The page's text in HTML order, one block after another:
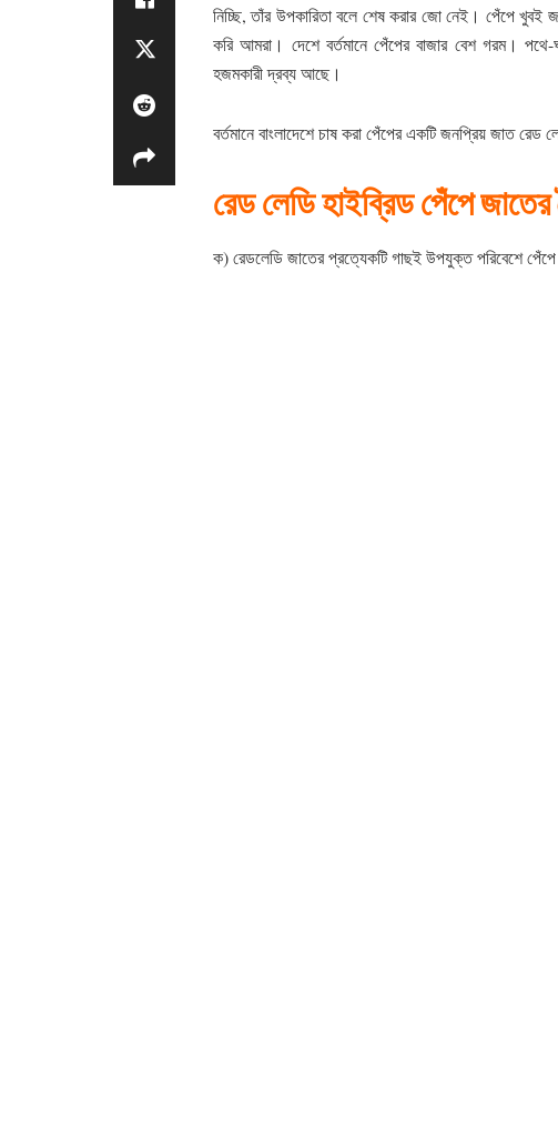
নিচ্ছি, তাঁর উপকারিতা বলে শেষ করার জো নেই। পেঁপে খুবই
করি আমরা। দেশে বর্তমানে পেঁপের বাজার বেশ গরম।
হজমকারী দ্রব্য আছে।
বর্তমানে বাংলাদেশে চাষ করা পেঁপের একটি জনপ্রিয় জাত রেড
রেড লেডি হাইব্রিড পেঁপে জাতের
ক) রেডলেডি জাতের প্রত্যেকটি গাছই উপযুক্ত পরিবেশে